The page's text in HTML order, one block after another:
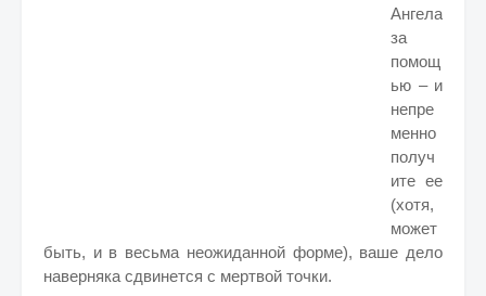
Ангела
за
помощ
ью – и
непре
менно
получ
ите ее
(хотя,
может
быть, и в весьма неожиданной форме), ваше дело
наверняка сдвинется с мертвой точки.